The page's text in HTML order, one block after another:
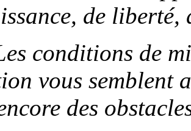
de liberté,
conditions de
vous semblent
des